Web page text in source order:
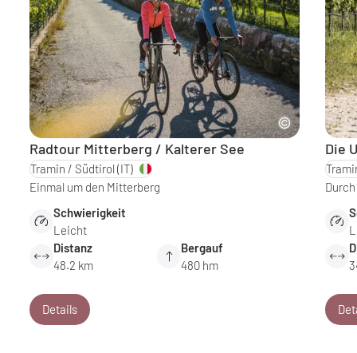
Radtour Mitterberg / Kalterer See
Tramin / Südtirol (IT)
Einmal um den Mitterberg
Schwierigkeit
Leicht
Distanz
48.2 km
Bergauf
480 hm
Details
Die